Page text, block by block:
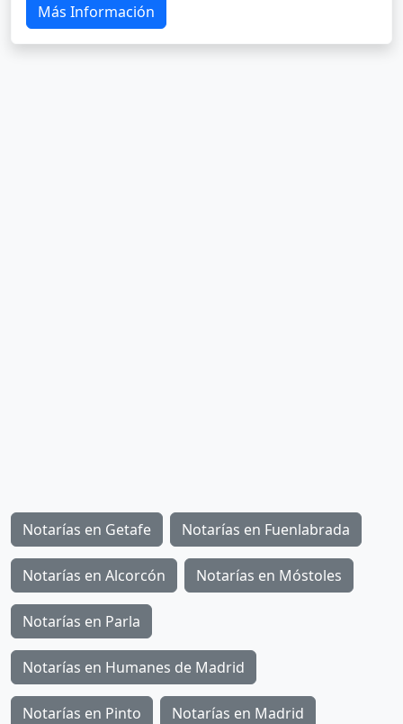
Más Información
Notarías en Getafe Notarías en Fuenlabrada
Notarías en Alcorcón Notarías en Móstoles
Notarías en Parla
Notarías en Humanes de Madrid
Notarías en Pinto Notarías en Madrid